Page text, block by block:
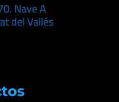
Nave A
del Vallés